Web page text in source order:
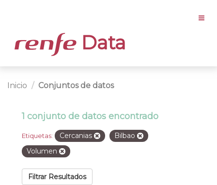
Data
Inicio Conjuntos de datos
1 conjunto de datos encontrado
Etiquetas: Cercanias
Bilbao
Volumen
Filtrar Resultados